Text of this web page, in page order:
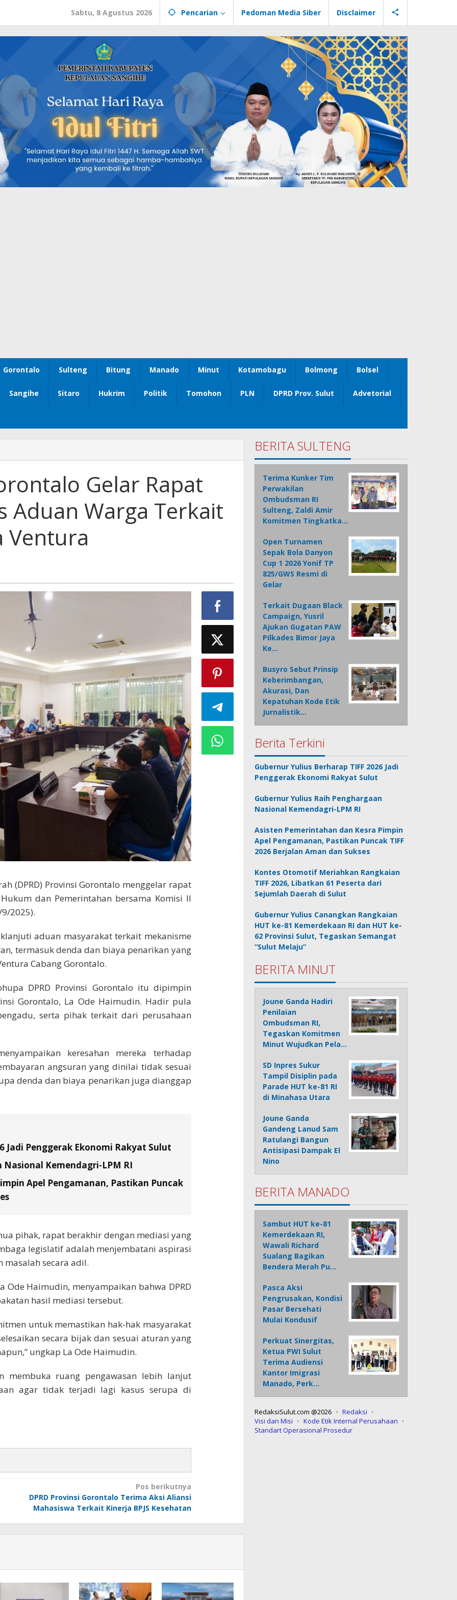
Sabtu, 8 Agustus 2026 Pencarian Pedoman Media Siber Disclaimer
Gorontalo Sulteng Bitung Manado Minut Kotamobagu Bolmong Bolsel
Sangihe Sitaro Hukrim Politik Tomohon PLN DPRD Prov. Sulut Advetorial
Gelar Rapat
Aduan Warga Terkait
Ventura
(DPRD) Provinsi Gorontalo menggelar rapat
dan Pemerintahan bersama Komisi II
2025).
aduan masyarakat terkait mekanisme
termasuk denda dan biaya penarikan yang
Cabang Gorontalo.
DPRD Provinsi Gorontalo itu dipimpin
Gorontalo, La Ode Haimudin. Hadir pula
serta pihak terkait dari perusahaan
keresahan mereka terhadap
angsuran yang dinilai tidak sesuai
denda dan biaya penarikan juga dianggap
Jadi Penggerak Ekonomi Rakyat Sulut
Nasional Kemendagri-LPM RI
Apel Pengamanan, Pastikan Puncak
pihak, rapat berakhir dengan mediasi yang
legislatif adalah menjembatani aspirasi
masalah secara adil.
Ode Haimudin, menyampaikan bahwa DPRD
hasil mediasi tersebut.
untuk memastikan hak-hak masyarakat
secara bijak dan sesuai aturan yang
ungkap La Ode Haimudin.
membuka ruang pengawasan lebih lanjut
agar tidak terjadi lagi kasus serupa di
Pos berikutnya
DPRD Provinsi Gorontalo Terima Aksi Aliansi
Mahasiswa Terkait Kinerja BPJS Kesehatan
BERITA SULTENG
Terima Kunker Tim
Perwakilan
Ombudsman RI
Sulteng, Zaldi Amir
Komitmen Tingkatka…
Open Turnamen
Sepak Bola Danyon
Cup 1 2026 Yonif TP
825/GWS Resmi di
Gelar
Terkait Dugaan Black
Campaign, Yusril
Ajukan Gugatan PAW
Pilkades Bimor Jaya
Ke…
Busyro Sebut Prinsip
Keberimbangan,
Akurasi, Dan
Kepatuhan Kode Etik
Jurnalistik…
Berita Terkini
Gubernur Yulius Berharap TIFF 2026 Jadi
Penggerak Ekonomi Rakyat Sulut
Gubernur Yulius Raih Penghargaan
Nasional Kemendagri-LPM RI
Asisten Pemerintahan dan Kesra Pimpin
Apel Pengamanan, Pastikan Puncak TIFF
2026 Berjalan Aman dan Sukses
Kontes Otomotif Meriahkan Rangkaian
TIFF 2026, Libatkan 61 Peserta dari
Sejumlah Daerah di Sulut
Gubernur Yulius Canangkan Rangkaian
HUT ke-81 Kemerdekaan RI dan HUT ke-
62 Provinsi Sulut, Tegaskan Semangat
“Sulut Melaju”
BERITA MINUT
Joune Ganda Hadiri
Penilaian
Ombudsman RI,
Tegaskan Komitmen
Minut Wujudkan Pela…
SD Inpres Sukur
Tampil Disiplin pada
Parade HUT ke-81 RI
di Minahasa Utara
Joune Ganda
Gandeng Lanud Sam
Ratulangi Bangun
Antisipasi Dampak El
Nino
BERITA MANADO
Sambut HUT ke-81
Kemerdekaan RI,
Wawali Richard
Sualang Bagikan
Bendera Merah Pu…
Pasca Aksi
Pengrusakan, Kondisi
Pasar Bersehati
Mulai Kondusif
Perkuat Sinergitas,
Ketua PWI Sulut
Terima Audiensi
Kantor Imigrasi
Manado, Perk…
RedaksiSulut.com @2026
Redaksi
Visi dan Misi
Kode Etik Internal Perusahaan
Standart Operasional Prosedur